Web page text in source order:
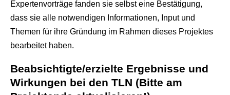
Expertenvorträge fanden sie selbst eine Bestätigung,
dass sie alle notwendigen Informationen, Input und
Themen für ihre Gründung im Rahmen dieses Projektes
bearbeitet haben.
Beabsichtigte/erzielte Ergebnisse und
Wirkungen bei den TLN (Bitte am